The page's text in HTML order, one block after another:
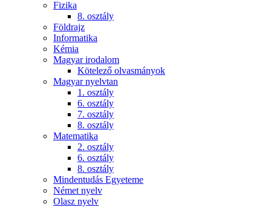
Fizika
8. osztály
Földrajz
Informatika
Kémia
Magyar irodalom
Kötelező olvasmányok
Magyar nyelvtan
1. osztály
6. osztály
7. osztály
8. osztály
Matematika
2. osztály
6. osztály
8. osztály
Mindentudás Egyeteme
Német nyelv
Olasz nyelv